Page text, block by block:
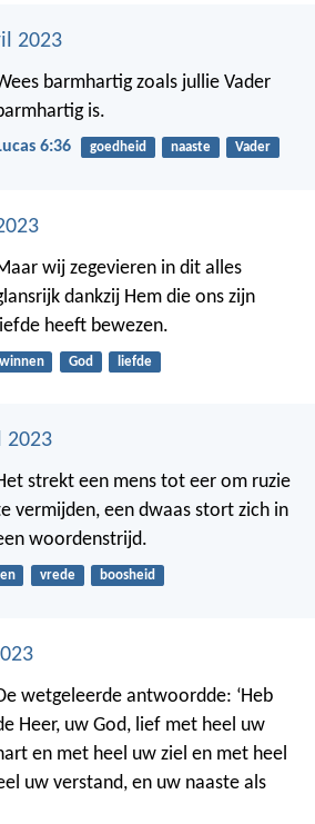
2023
barmhartig zoals jullie Vader
is.
6:36 goedheid naaste Vader
wij zegevieren in dit alles
dankzij Hem die ons zijn
liefde heeft bewezen.
God liefde
2023
strekt een mens tot eer om ruzie
vermijden, een dwaas stort zich in
woordenstrijd.
vrede boosheid
wetgeleerde antwoordde: ‘Heb
Heer, uw God, lief met heel uw
en met heel uw ziel en met heel
uw verstand, en uw naaste als